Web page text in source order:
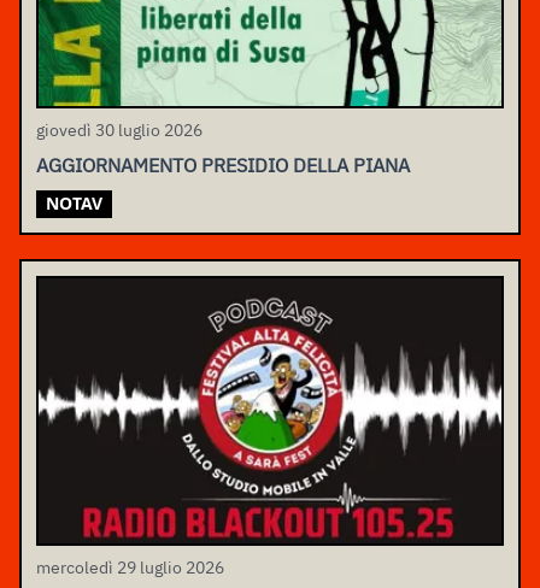
giovedì 30 luglio 2026
AGGIORNAMENTO PRESIDIO DELLA PIANA
NOTAV
mercoledì 29 luglio 2026